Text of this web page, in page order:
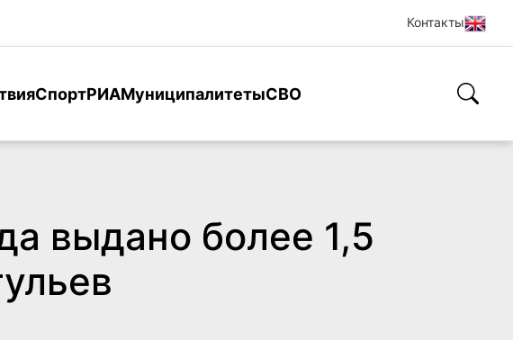
Контакты
СпортРИАМуниципалитетыСВО
выдано более 1,5